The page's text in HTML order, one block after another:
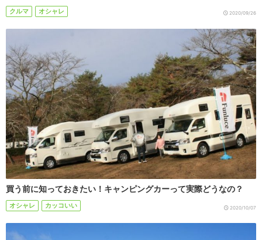
クルマ オシャレ 2020/09/26
買う前に知っておきたい！キャンピングカーって実際どうなの？
オシャレ カッコいい 2020/10/07